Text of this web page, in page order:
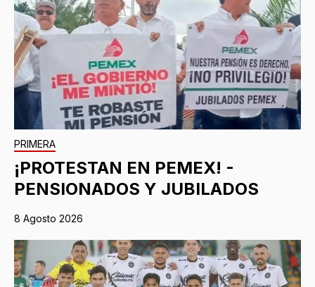
PRIMERA
¡PROTESTAN EN PEMEX! -
PENSIONADOS Y JUBILADOS
8 Agosto 2026